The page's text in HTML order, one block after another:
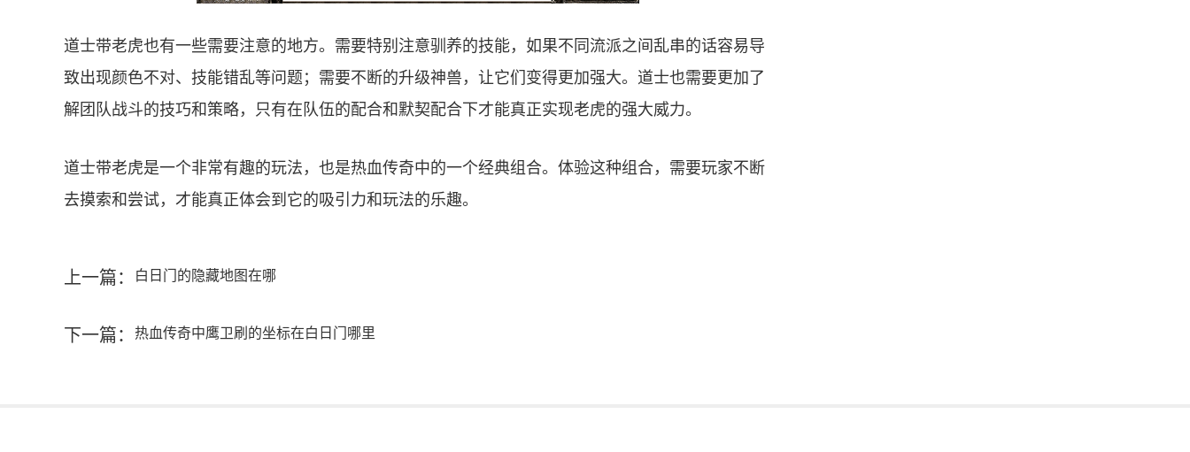
道士带老虎也有一些需要注意的地方。需要特别注意驯养的技能，如果不同流派之间乱串的话容易导
致出现颜色不对、技能错乱等问题；需要不断的升级神兽，让它们变得更加强大。道士也需要更加了
解团队战斗的技巧和策略，只有在队伍的配合和默契配合下才能真正实现老虎的强大威力。
道士带老虎是一个非常有趣的玩法，也是热血传奇中的一个经典组合。体验这种组合，需要玩家不断
去摸索和尝试，才能真正体会到它的吸引力和玩法的乐趣。
上一篇： 白日门的隐藏地图在哪
下一篇： 热血传奇中鹰卫刷的坐标在白日门哪里